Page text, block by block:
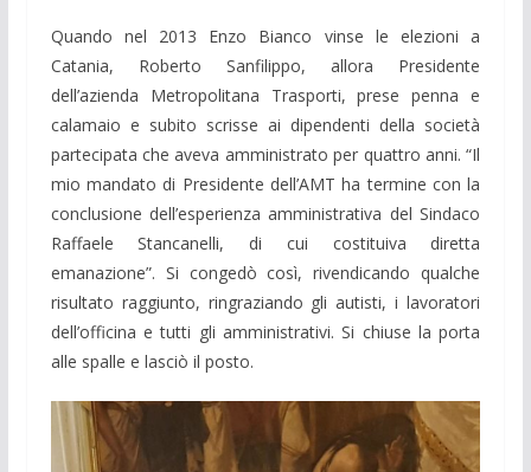
Quando nel 2013 Enzo Bianco vinse le elezioni a
Catania, Roberto Sanfilippo, allora Presidente
dell’azienda Metropolitana Trasporti, prese penna e
calamaio e subito scrisse ai dipendenti della società
partecipata che aveva amministrato per quattro anni. “Il
mio mandato di Presidente dell’AMT ha termine con la
conclusione dell’esperienza amministrativa del Sindaco
Raffaele Stancanelli, di cui costituiva diretta
emanazione”. Si congedò così, rivendicando qualche
risultato raggiunto, ringraziando gli autisti, i lavoratori
dell’officina e tutti gli amministrativi. Si chiuse la porta
alle spalle e lasciò il posto.